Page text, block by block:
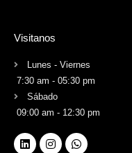
Visitanos
Lunes - Viernes
7:30 am - 05:30 pm
Sábado
09:00 am - 12:30 pm